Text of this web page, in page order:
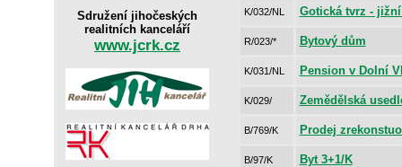
Sdružení jihočeských
realitních kanceláří
www.jcrk.cz
K/032/NL Gotická tvrz -
R/023/* Bytový dům
K/031/NL Pension v Dolní
K/029/ Zemědělská
B/769/K Prodej
B/97/K Byt 3+1/K